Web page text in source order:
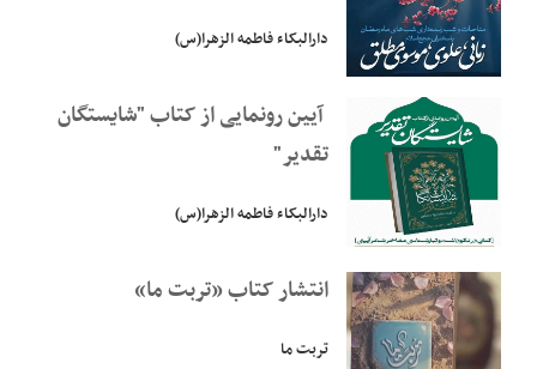
دارالبکاء فاطمه الزهرا(س)
آیین رونمایی از کتاب "شایستگان
تقدیر"
دارالبکاء فاطمه الزهرا(س)
انتشار کتاب «تربت ما»
تربت ما